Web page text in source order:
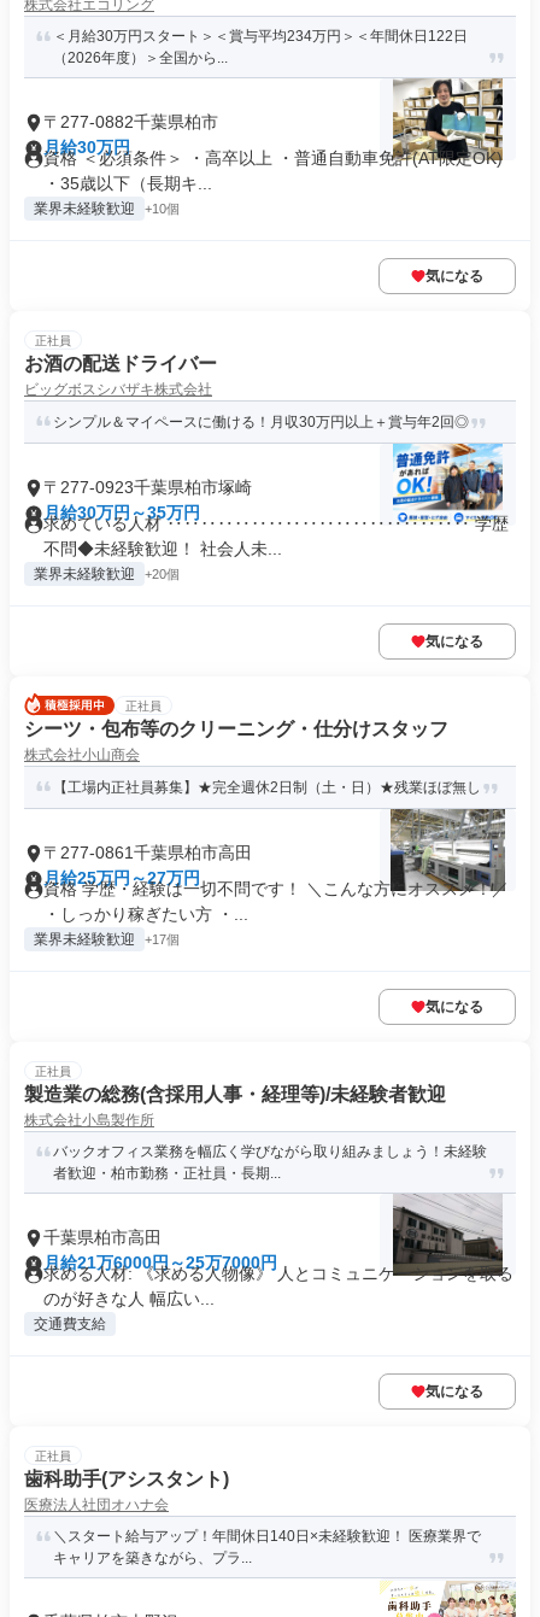
株式会社エコリング
＜月給30万円スタート＞＜賞与平均234万円＞＜年間休日122日
（2026年度）＞全国から...
〒277-0882千葉県柏市
月給30万円
資格 ＜必須条件＞ ・高卒以上 ・普通自動車免許(AT限定OK)
・35歳以下（長期キ...
業界未経験歓迎 +10個
気になる
正社員
お酒の配送ドライバー
ビッグボスシバザキ株式会社
シンプル＆マイペースに働ける！月収30万円以上＋賞与年2回◎
〒277-0923千葉県柏市塚崎
月給30万円～35万円
求めている人材 ‥‥‥‥‥‥‥‥‥‥‥‥‥‥‥‥‥‥ 学歴
不問◆未経験歓迎！ 社会人未...
業界未経験歓迎 +20個
気になる
正社員
シーツ・包布等のクリーニング・仕分けスタッフ
株式会社小山商会
【工場内正社員募集】★完全週休2日制（土・日）★残業ほぼ無し
〒277-0861千葉県柏市高田
月給25万円～27万円
資格 学歴・経験は一切不問です！ ＼こんな方にオススメ！／
・しっかり稼ぎたい方 ・...
業界未経験歓迎 +17個
気になる
正社員
製造業の総務(含採用人事・経理等)/未経験者歓迎
株式会社小島製作所
バックオフィス業務を幅広く学びながら取り組みましょう！未経験
者歓迎・柏市勤務・正社員・長期...
千葉県柏市高田
月給21万6000円～25万7000円
求める人材: 《求める人物像》 人とコミュニケーションを取る
のが好きな人 幅広い...
交通費支給
気になる
正社員
歯科助手(アシスタント)
医療法人社団オハナ会
＼スタート給与アップ！年間休日140日×未経験歓迎！ 医療業界で
キャリアを築きながら、プラ...